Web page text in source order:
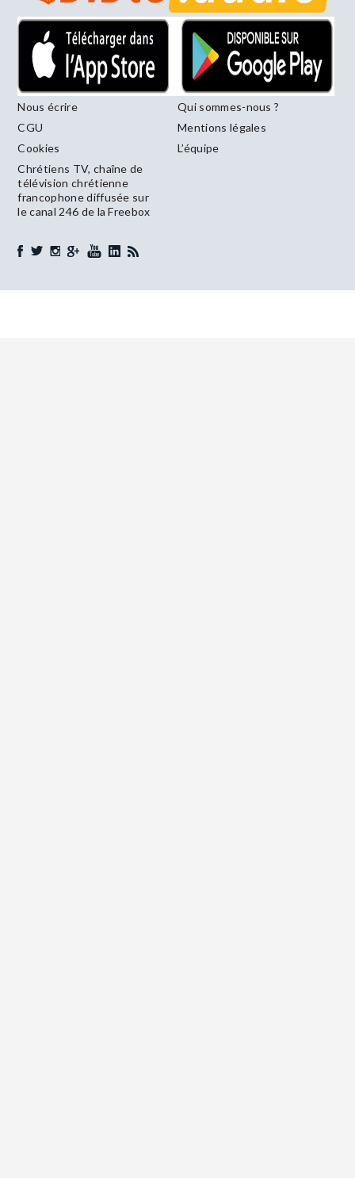
Nous écrire
Qui sommes-nous ?
CGU
Mentions légales
Cookies
L’équipe
Chrétiens TV, chaîne de
télévision chrétienne
francophone diffusée sur
le canal 246 de la Freebox